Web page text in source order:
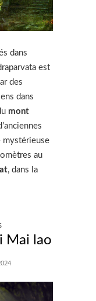
dans
est
des
dans
mont
mystérieuse
au
, dans la
Mai lao